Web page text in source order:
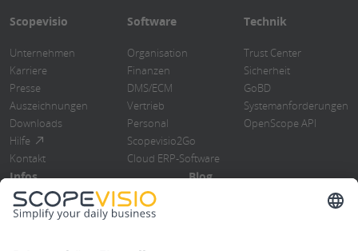
Scopevisio
Unternehmen
Karriere
Presse
Auszeichnungen
Downloads
Hilfe
Kontakt
Software
Organisation
Finanzen
DMS/ECM
Vertrieb
Personal
Scopevisio2Go
Cloud ERP-Software
Technik
Trust Center
Sicherheit
GoBD
Systemanforderungen
OpenScope API
Infos
Blog
Blog